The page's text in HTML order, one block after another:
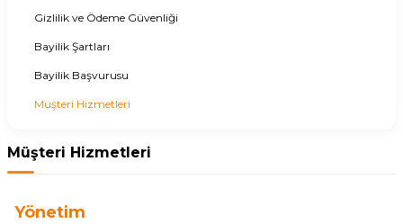
Gizlilik ve Ödeme Güvenliği
Bayilik Şartları
Bayilik Başvurusu
Müşteri Hizmetleri
Müşteri Hizmetleri
Yönetim